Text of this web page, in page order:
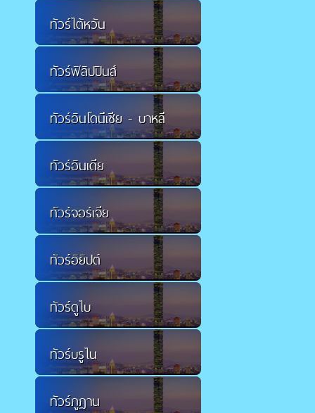
ทัวร์ไต้หวัน
ทัวร์ฟิลิปปินส์
ทัวร์อินโดนีเซีย - บาหลี
ทัวร์อินเดีย
ทัวร์จอร์เจีย
ทัวร์อิยิปต์
ทัวร์ดูไบ
ทัวร์บรูไน
ทัวร์ภูฏาน